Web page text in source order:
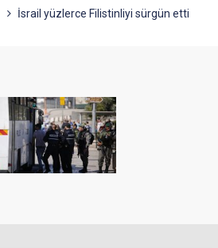
İsrail yüzlerce Filistinliyi sürgün etti